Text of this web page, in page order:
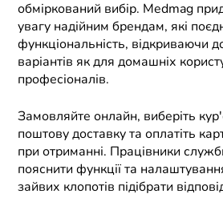
обміркований вибір. Medmag
увагу надійним брендам, які
функціональність, відкриваючи
варіантів як для домашніх
професіоналів.
Замовляйте онлайн, виберіть
поштову доставку та оплатіть
при отриманні. Працівники
пояснити функції та
зайвих клопотів підібрати